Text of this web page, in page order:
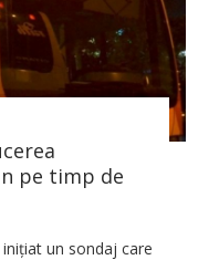
pe timp de
un sondaj care